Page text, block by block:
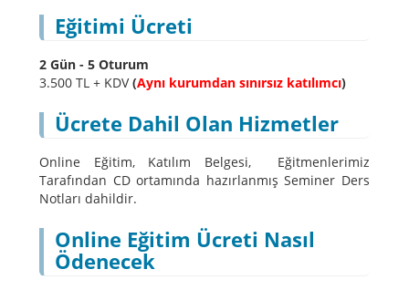
Eğitimi Ücreti
2 Gün - 5 Oturum
3.500 TL + KDV(Aynı kurumdan sınırsız katılımcı)
Ücrete Dahil Olan Hizmetler
Online Eğitim, Katılım Belgesi, Eğitmenlerimiz
Tarafından CD ortamında hazırlanmış Seminer Ders
Notları dahildir.
Online Eğitim Ücreti Nasıl
Ödenecek